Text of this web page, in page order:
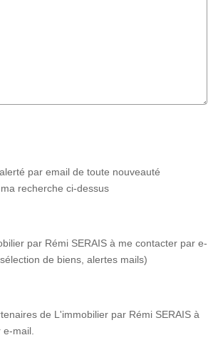
par email de toute nouveauté
recherche ci-dessus
par Rémi SERAIS à me contacter par e-
de biens, alertes mails)
de L'immobilier par Rémi SERAIS à
mail.